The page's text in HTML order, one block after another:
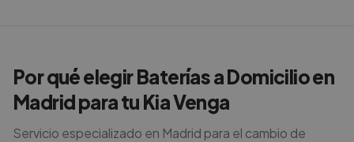
Por qué elegir Baterías a Domicilio en
Madrid para tu Kia Venga
Servicio especializado en Madrid para el cambio de